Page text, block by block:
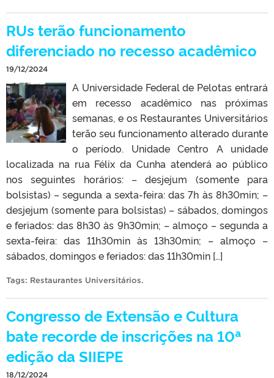
RUs terão funcionamento
diferenciado no recesso acadêmico
19/12/2024
A Universidade Federal de Pelotas entrará
em recesso acadêmico nas próximas
semanas, e os Restaurantes Universitários
terão seu funcionamento alterado durante
o período. Unidade Centro A unidade
localizada na rua Félix da Cunha atenderá ao público
nos seguintes horários: – desjejum (somente para
bolsistas) – segunda a sexta-feira: das 7h às 8h30min; –
desjejum (somente para bolsistas) – sábados, domingos
e feriados: das 8h30 às 9h30min; – almoço – segunda a
sexta-feira: das 11h30min às 13h30min; – almoço –
sábados, domingos e feriados: das 11h30min […]
Tags: Restaurantes Universitários.
Congresso de Extensão e Cultura
bate recorde de inscrições na 10ª
edição da SIIEPE
18/12/2024